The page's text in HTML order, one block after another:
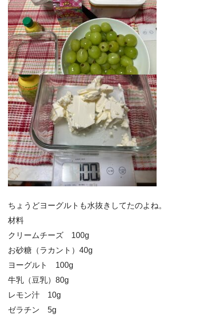
ちょうどヨーグルトも水抜きしてたのよね。
材料
クリームチーズ 100g
お砂糖（ラカント）40g
ヨーグルト 100g
牛乳（豆乳）80g
レモン汁 10g
ゼラチン 5g